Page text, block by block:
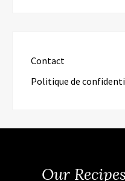
Contact
Politique de
Our